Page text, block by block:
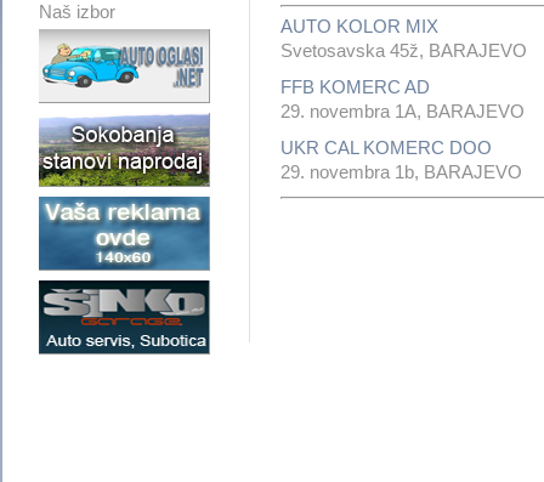
Naš izbor
AUTO KOLOR MIX
Svetosavska 45ž, BARAJEVO
FFB KOMERC AD
29. novembra 1A, BARAJEVO
UKR CAL KOMERC DOO
29. novembra 1b, BARAJEVO